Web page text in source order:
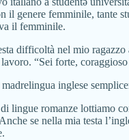
il genere femminile, tante
il femminile.
difficoltà nel mio
“Sei forte,
inglese
lingue romanze lottiamo
se nella mia testa